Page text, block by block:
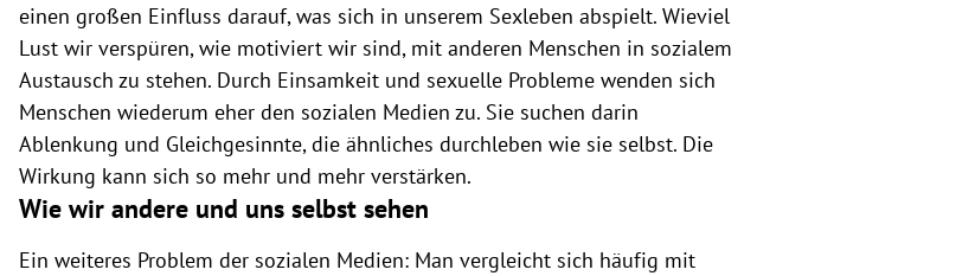
einen großen Einfluss darauf, was sich in unserem Sexleben abspielt. Wieviel
Lust wir verspüren, wie motiviert wir sind, mit anderen Menschen in sozialem
Austausch zu stehen. Durch Einsamkeit und sexuelle Probleme wenden sich
Menschen wiederum eher den sozialen Medien zu. Sie suchen darin
Ablenkung und Gleichgesinnte, die ähnliches durchleben wie sie selbst. Die
Wirkung kann sich so mehr und mehr verstärken.
Wie wir andere und uns selbst sehen
Ein weiteres Problem der sozialen Medien: Man vergleicht sich häufig mit